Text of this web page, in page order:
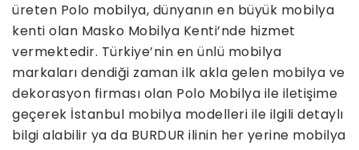
üreten Polo mobilya, dünyanın en büyük mobilya
kenti olan Masko Mobilya Kenti’nde hizmet
vermektedir. Türkiye’nin en ünlü mobilya
markaları dendiği zaman ilk akla gelen mobilya ve
dekorasyon firması olan Polo Mobilya ile iletişime
geçerek İstanbul mobilya modelleri ile ilgili detaylı
bilgi alabilir ya da BURDUR ilinin her yerine mobilya